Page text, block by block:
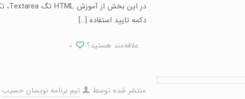
دکمه تایید استفاده […]
علاقه‌مند هستید؟ 0
منتشر شده توسط تیم برنامه نویسان حسیب